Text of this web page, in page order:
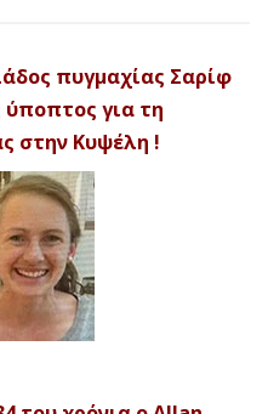
πυγμαχίας Σαρίφ
ύποπτος για τη
στην Κυψέλη !